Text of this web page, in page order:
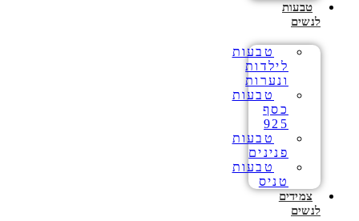
טבעות
לנשים
טבעות
לילדות
ונערות
טבעות
כסף
925
טבעות
פנינים
טבעות
טניס
צמידים
לנשים